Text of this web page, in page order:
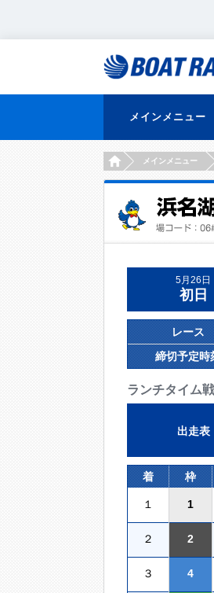
メインメニュー
HOMEメインメニュー
5月26日
初日
レース
締切予定時
ランチタイム
出走表
着 枠
１ 1
２ 2
３ 4